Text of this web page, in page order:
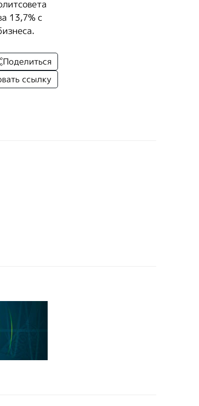
13,7% с
Поделиться
ссылку